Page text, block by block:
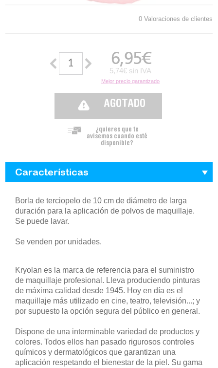
0 Valoraciones de clientes
6,95€
5,74€ sin IVA
Mejor precio garantizado
AGOTADO
¿quieres que te
avisemos cuando esté
disponible?
Características
Borla de terciopelo de 10 cm de diámetro de larga
duración para la aplicación de polvos de maquillaje.
Se puede lavar.
Se venden por unidades.
Kryolan es la marca de referencia para el suministro
de maquillaje profesional. Lleva produciendo pinturas
de máxima calidad desde 1945. Hoy en día es el
maquillaje más utilizado en cine, teatro, televisión...; y
por supuesto la opción segura del público en general.
Dispone de una interminable variedad de productos y
colores. Todos ellos han pasado rigurosos controles
químicos y dermatológicos que garantizan una
aplicación respetando el bienestar de la piel. Su gama